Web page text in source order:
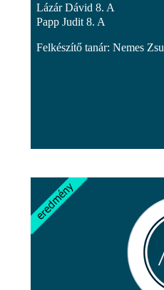
Lázár Dávid 8. A
Papp Judit 8. A
Felkészítő tanár: Nemes